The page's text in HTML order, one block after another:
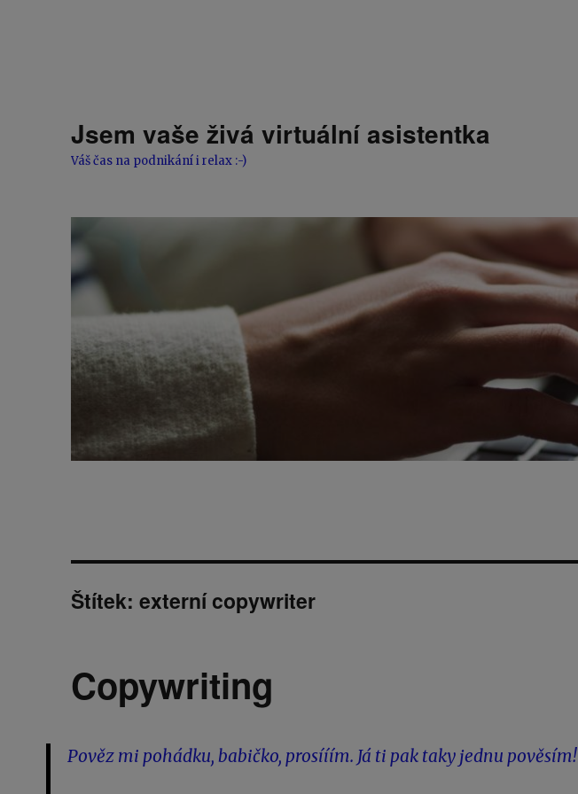
Jsem vaše živá virtuální asistentka
Váš čas na podnikání i relax :-)
Štítek:externí copywriter
Copywriting
Pověz mi pohádku, babičko, prosííím. Já ti pak taky jednu pověsím!